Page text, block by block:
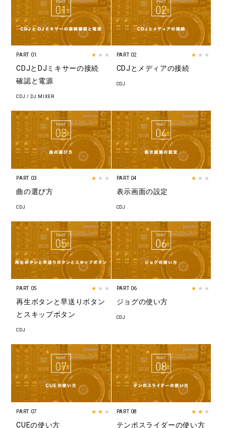
PART 01 ★ ★★
CDJとDJミキサーの接続
確認と電源
CDJ / DJ MIXER
PART 02 ★ ★★
CDJとメディアの接続
CDJ
PART 03 ★ ★★
曲の選び方
CDJ
PART 04 ★ ★★
表示画面の設定
CDJ
PART 05 ★ ★★
再生ボタンと早送りボタン
とスキップボタン
CDJ
PART 06 ★ ★★
ジョグの使い方
CDJ
PART 07 ★★ ★
CUEの使い方
PART 08 ★★ ★
テンポスライダーの使い方